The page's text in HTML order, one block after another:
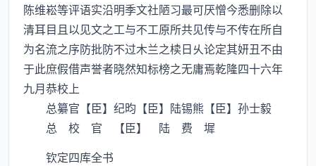
陈维崧等评语实沿明季文社陋习最可厌憎今悉删除以
清耳目且以见文之工与不工原所共见传与不传在所自
为名流之序防批防不过木兰之椟日乆论定其妍丑不由
于此庶假借声誉者晓然知标榜之无庸焉乾隆四十六年
九月恭校上
总纂官【臣】纪昀【臣】陆锡熊【臣】孙士毅
总 校 官 【臣】 陆 费 墀
钦定四库全书